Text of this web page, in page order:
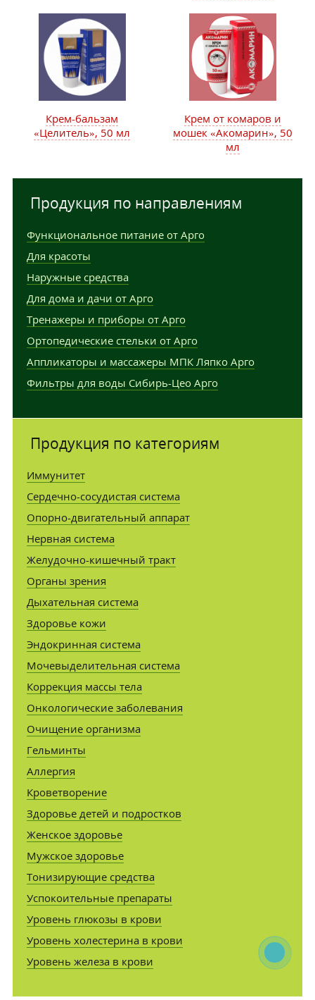
Крем от комаров и
мошек «Акомарин», 50
мл
Крем-бальзам
«Целитель», 50 мл
Продукция по направлениям
Функциональное питание от Арго
Для красоты
Наружные средства
Для дома и дачи от Арго
Тренажеры и приборы от Арго
Ортопедические стельки от Арго
Аппликаторы и массажеры МПК Ляпко Арго
Фильтры для воды Сибирь-Цео Арго
Продукция по категориям
Иммунитет
Сердечно-сосудистая система
Опорно-двигательный аппарат
Нервная система
Желудочно-кишечный тракт
Органы зрения
Дыхательная система
Здоровье кожи
Эндокринная система
Мочевыделительная система
Коррекция массы тела
Онкологические заболевания
Очищение организма
Гельминты
Аллергия
Кроветворение
Здоровье детей и подростков
Женское здоровье
Мужское здоровье
Тонизирующие средства
Успокоительные препараты
Уровень глюкозы в крови
Уровень холестерина в крови
Уровень железа в крови